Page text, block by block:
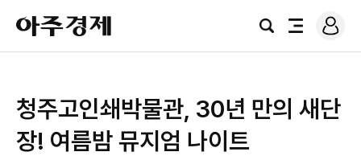
아
주
경
검
전
로
그
청주고인쇄박물관, 30년 만의 새단
장! 여름밤 뮤지엄 나이트